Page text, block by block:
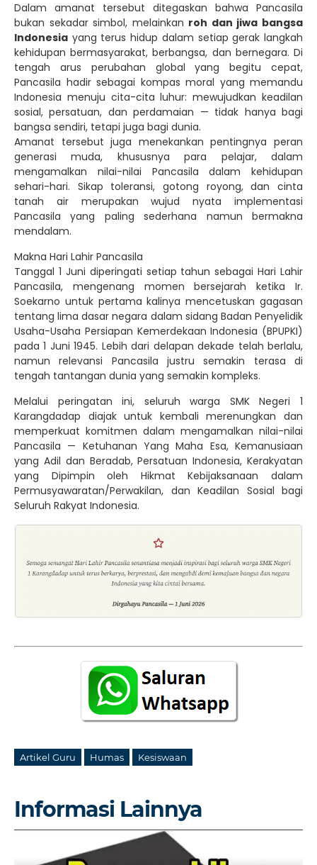
Dalam amanat tersebut ditegaskan bahwa Pancasila
bukan sekadar simbol, melainkan roh dan jiwa bangsa
Indonesia yang terus hidup dalam setiap gerak langkah
kehidupan bermasyarakat, berbangsa, dan bernegara. Di
tengah arus perubahan global yang begitu cepat,
Pancasila hadir sebagai kompas moral yang memandu
Indonesia menuju cita-cita luhur: mewujudkan keadilan
sosial, persatuan, dan perdamaian — tidak hanya bagi
bangsa sendiri, tetapi juga bagi dunia.
Amanat tersebut juga menekankan pentingnya peran
generasi muda, khususnya para pelajar, dalam
mengamalkan nilai-nilai Pancasila dalam kehidupan
sehari-hari. Sikap toleransi, gotong royong, dan cinta
tanah air merupakan wujud nyata implementasi
Pancasila yang paling sederhana namun bermakna
mendalam.
Makna Hari Lahir Pancasila
Tanggal 1 Juni diperingati setiap tahun sebagai Hari Lahir
Pancasila, mengenang momen bersejarah ketika Ir.
Soekarno untuk pertama kalinya mencetuskan gagasan
tentang lima dasar negara dalam sidang Badan Penyelidik
Usaha-Usaha Persiapan Kemerdekaan Indonesia (BPUPKI)
pada 1 Juni 1945. Lebih dari delapan dekade telah berlalu,
namun relevansi Pancasila justru semakin terasa di
tengah tantangan dunia yang semakin kompleks.
Melalui peringatan ini, seluruh warga SMK Negeri 1
Karangdadap diajak untuk kembali merenungkan dan
memperkuat komitmen dalam mengamalkan nilai-nilai
Pancasila — Ketuhanan Yang Maha Esa, Kemanusiaan
yang Adil dan Beradab, Persatuan Indonesia, Kerakyatan
yang Dipimpin oleh Hikmat Kebijaksanaan dalam
Permusyawaratan/Perwakilan, dan Keadilan Sosial bagi
Seluruh Rakyat Indonesia.
Artikel Guru Humas Kesiswaan
Informasi Lainnya